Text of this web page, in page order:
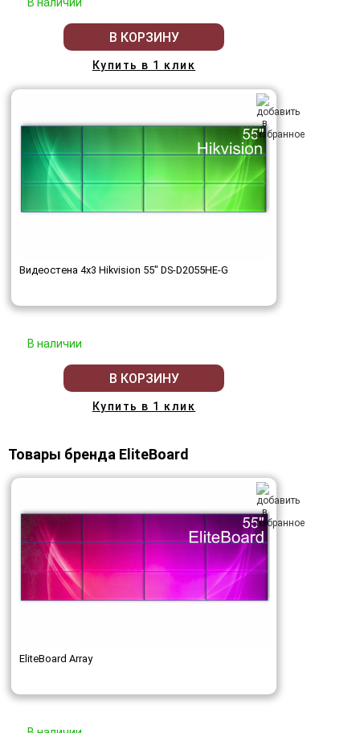
В наличии
В КОРЗИНУ
Купить в 1 клик
Видеостена 4x3 Hikvision 55" DS-D2055HE-G
В наличии
В КОРЗИНУ
Купить в 1 клик
Товары бренда EliteBoard
EliteBoard Array